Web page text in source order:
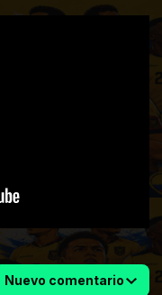
Nuevo comentario